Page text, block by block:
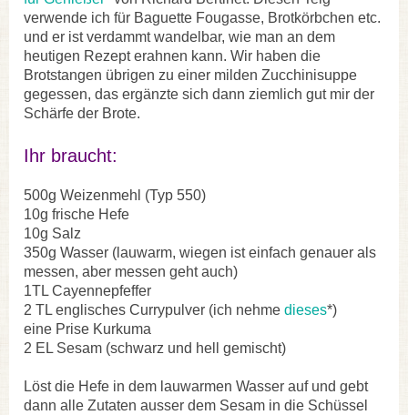
verwende ich für Baguette Fougasse, Brotkörbchen etc.
und er ist verdammt wandelbar, wie man an dem
heutigen Rezept erahnen kann. Wir haben die
Brotstangen übrigen zu einer milden Zucchinisuppe
gegessen, das ergänzte sich dann ziemlich gut mir der
Schärfe der Brote.
Ihr braucht:
500g Weizenmehl (Typ 550)
10g frische Hefe
10g Salz
350g Wasser (lauwarm, wiegen ist einfach genauer als
messen, aber messen geht auch)
1TL Cayennepfeffer
2 TL englisches Currypulver (ich nehme dieses*)
eine Prise Kurkuma
2 EL Sesam (schwarz und hell gemischt)
Löst die Hefe in dem lauwarmen Wasser auf und gebt
dann alle Zutaten ausser dem Sesam in die Schüssel